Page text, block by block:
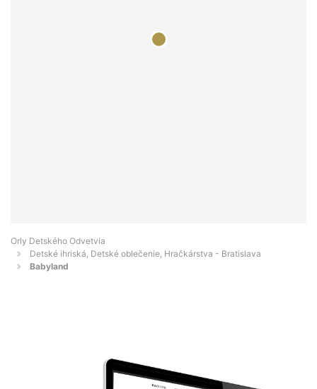
Orly Detského Odvetvia
Detské ihriská, Detské oblečenie, Hračkárstva - Bratislava
Babyland